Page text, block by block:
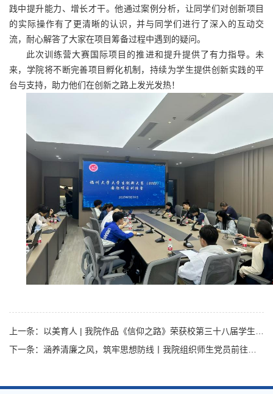
践中提升能力、增长才干。他通过案例分析，让同学们对创新项目
的实际操作有了更清晰的认识，并与同学们进行了深入的互动交
流，耐心解答了大家在项目筹备过程中遇到的疑问。
此次训练营大赛国际项目的推进和提升提供了有力指导。未
来，学院将不断完善项目孵化机制，持续为学生提供创新实践的平
台与支持，助力他们在创新之路上发光发热！